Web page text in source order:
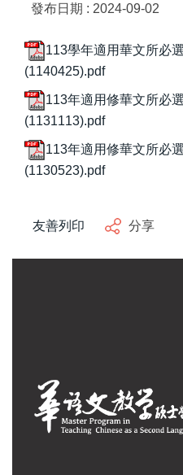
優秀表現
活動照片
自編教材
發布日期 : 2024-09-02
113學年適用華文所必
(1140425).pdf
113年適用修華文所必
(1131113).pdf
113年適用修華文所必
(1130523).pdf
友善列印 分享